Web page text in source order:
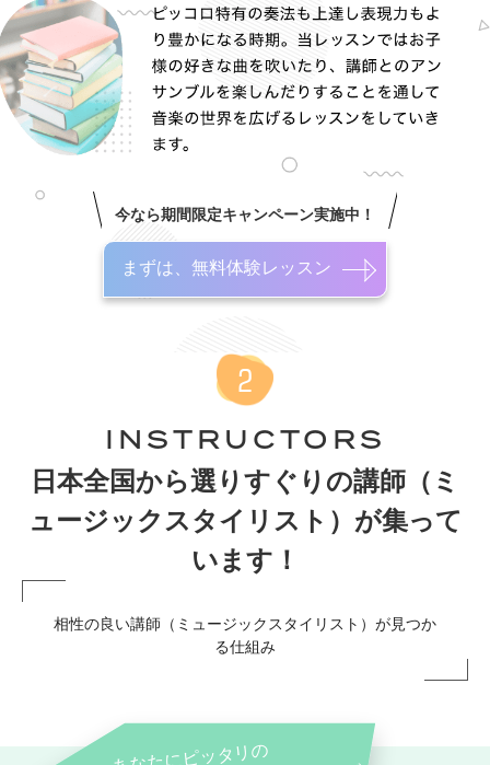
今なら期間限定キャンペーン実施中！
まずは、無料体験レッスン
INSTRUCTORS
日本全国から選りすぐりの講師（ミ
ュージックスタイリスト）が集って
います！
相性の良い講師（ミュージックスタイリスト）が見つか
る仕組み